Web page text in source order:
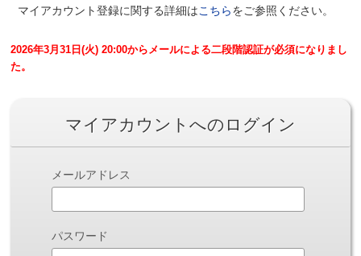
マイアカウント登録に関する詳細はこちらをご参照ください。
2026年3月31日(火) 20:00からメールによる二段階認証が必須になりまし
た。
マイアカウントへのログイン
メールアドレス
パスワード